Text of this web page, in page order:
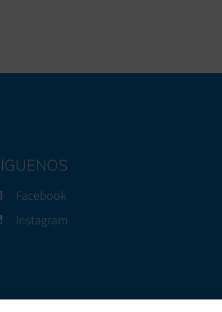
Facebook
Instagram